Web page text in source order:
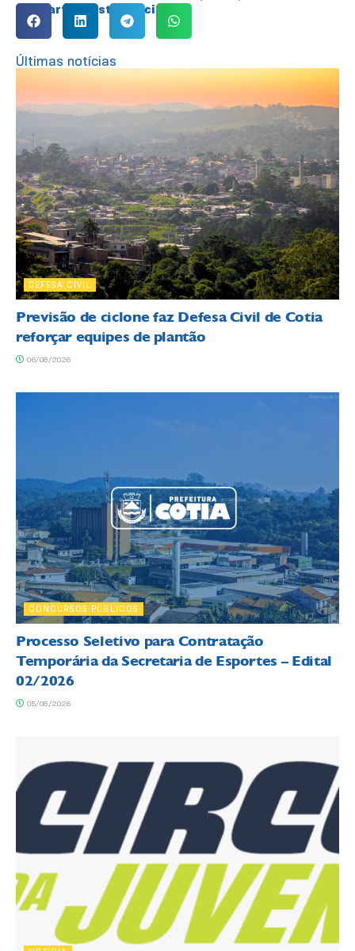
Compartilhe esta notícia:
Últimas notícias
DEFESA CIVIL
Previsão de ciclone faz Defesa Civil de Cotia
reforçar equipes de plantão
06/08/2026
CONCURSOS PÚBLICOS
Processo Seletivo para Contratação
Temporária da Secretaria de Esportes – Edital
02/2026
05/08/2026